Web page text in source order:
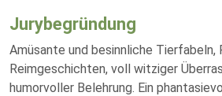
Jurybegründung
Amüsante und besinnliche Tierfabeln,
Reimgeschichten, voll witziger
humorvoller Belehrung. Ein